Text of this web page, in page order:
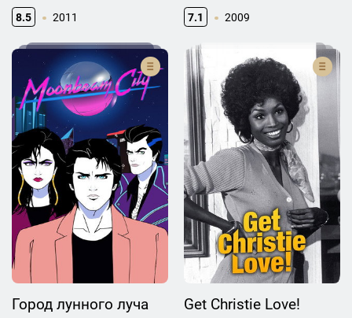
8.5 2011 7.1 2009
Город лунного луча Get Christie Love!